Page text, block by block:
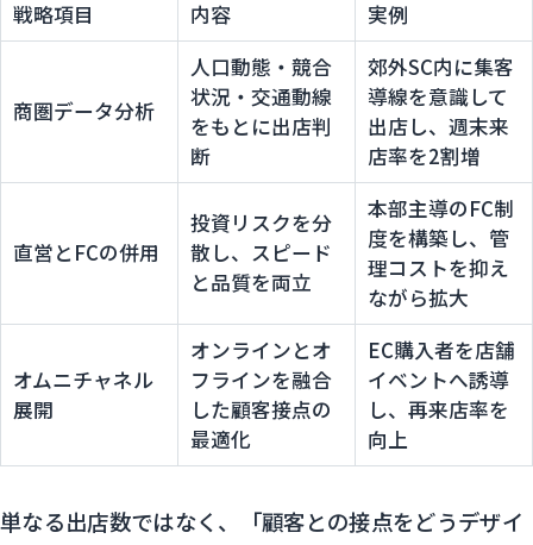
戦略項目 内容 実例
商圏データ分析
人口動態・競合
状況・交通動線
をもとに出店判
断
郊外SC内に集客
導線を意識して
出店し、週末来
店率を2割増
直営とFCの併用
投資リスクを分
散し、スピード
と品質を両立
本部主導のFC制
度を構築し、管
理コストを抑え
ながら拡大
オムニチャネル
展開
オンラインとオ
フラインを融合
した顧客接点の
最適化
EC購入者を店舗
イベントへ誘導
し、再来店率を
向上
単なる出店数ではなく、「顧客との接点をどうデザイ